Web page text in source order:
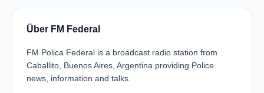
Über FM Federal
FM Polica Federal is a broadcast radio station from
Caballito, Buenos Aires, Argentina providing Police
news, information and talks.